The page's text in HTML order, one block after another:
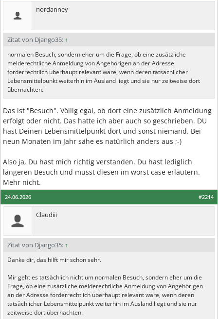
nordanney
Zitat von Django35: ↑
normalen Besuch, sondern eher um die Frage, ob eine zusätzliche
melderechtliche Anmeldung von Angehörigen an der Adresse
förderrechtlich überhaupt relevant wäre, wenn deren tatsächlicher
Lebensmittelpunkt weiterhin im Ausland liegt und sie nur zeitweise dort
übernachten.
Das ist "Besuch". Völlig egal, ob dort eine zusätzlich Anmeldung
erfolgt oder nicht. Das hatte ich aber auch so geschrieben. DU
hast Deinen Lebensmittelpunkt dort und sonst niemand. Bei
neun Monaten im Jahr sähe es natürlich anders aus ;-)
Also ja, Du hast mich richtig verstanden. Du hast lediglich
längeren Besuch und musst diesen im worst case erläutern.
Mehr nicht.
#2214
24.06.2026
Claudiii
Zitat von Django35: ↑
Danke dir, das hilft mir schon sehr.
Mir geht es tatsächlich nicht um normalen Besuch, sondern eher um die
Frage, ob eine zusätzliche melderechtliche Anmeldung von Angehörigen
an der Adresse förderrechtlich überhaupt relevant wäre, wenn deren
tatsächlicher Lebensmittelpunkt weiterhin im Ausland liegt und sie nur
zeitweise dort übernachten.